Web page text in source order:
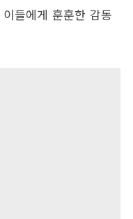
들에게 훈훈한 감동